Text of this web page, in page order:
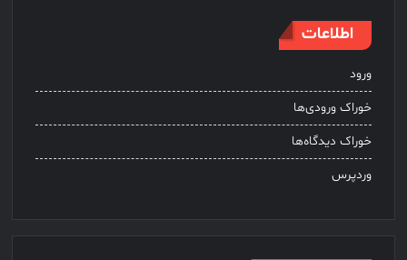
اطلاعات
ورود
خوراک ورودی‌ها
خوراک دیدگاه‌ها
وردپرس